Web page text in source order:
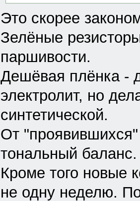
Это скорее
Зелёные
паршивости.
Дешёвая плёнка -
электролит, но
синтетической.
От
тональный баланс.
Кроме того новые
не одну неделю.